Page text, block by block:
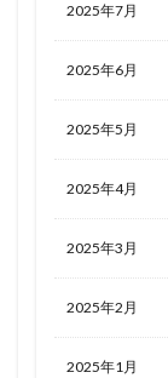
2025年7月
2025年6月
2025年5月
2025年4月
2025年3月
2025年2月
2025年1月